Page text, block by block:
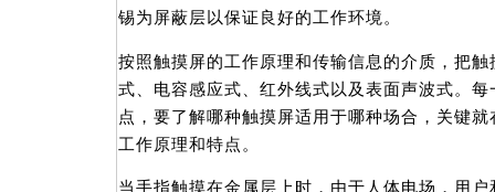
锡为屏蔽层以保证良好的工作环境。
按照触摸屏的工作原理和传输信息的介质，把
式、电容感应式、红外线式以及表面声波式。
点，要了解哪种触摸屏适用于哪种场合，关键
工作原理和特点。
当手指触摸在金属层上时，由于人体电场，用